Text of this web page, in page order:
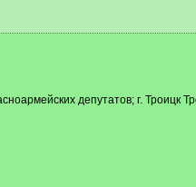
депутатов; г. Троицк